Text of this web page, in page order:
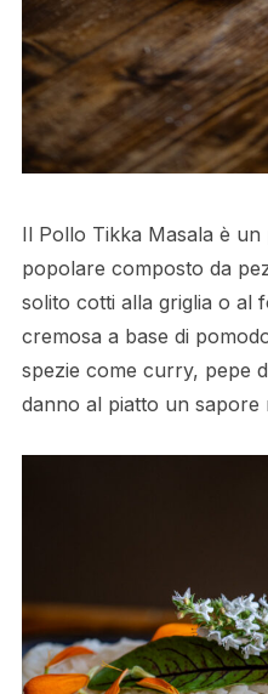
Il Pollo Tikka Masala è
popolare composto da
solito cotti alla griglia o al
cremosa a base di
spezie come curry, pepe
danno al piatto un sapore